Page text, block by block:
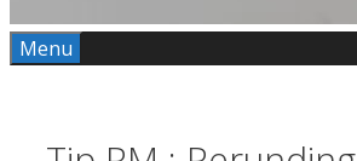
Menu